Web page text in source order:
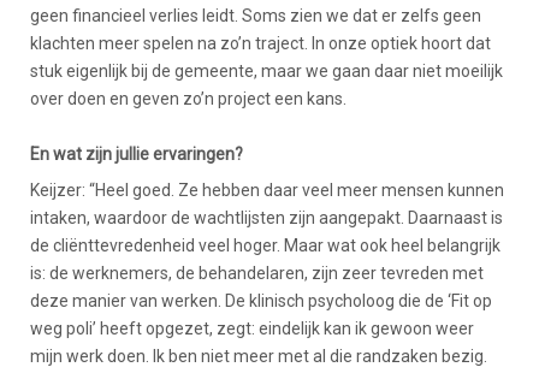
geen financieel verlies leidt. Soms zien we dat er zelfs geen
klachten meer spelen na zo’n traject. In onze optiek hoort dat
stuk eigenlijk bij de gemeente, maar we gaan daar niet moeilijk
over doen en geven zo’n project een kans.
En wat zijn jullie ervaringen?
Keijzer: “Heel goed. Ze hebben daar veel meer mensen kunnen
intaken, waardoor de wachtlijsten zijn aangepakt. Daarnaast is
de cliënttevredenheid veel hoger. Maar wat ook heel belangrijk
is: de werknemers, de behandelaren, zijn zeer tevreden met
deze manier van werken. De klinisch psycholoog die de ‘Fit op
weg poli’ heeft opgezet, zegt: eindelijk kan ik gewoon weer
mijn werk doen. Ik ben niet meer met al die randzaken bezig.